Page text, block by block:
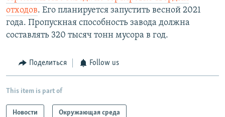
отходов. Его планируется запустить весной 2021
года. Пропускная способность завода должна
составлять 320 тысяч тонн мусора в год.
Поделиться Follow us
This item is part of
Новости Окружающая среда